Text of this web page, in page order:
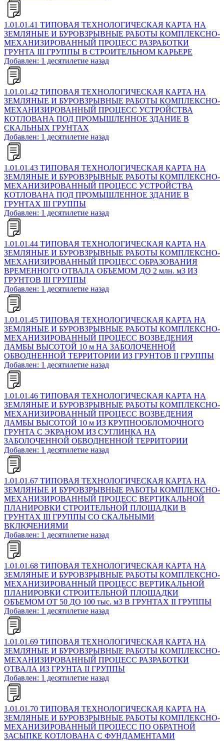
1.01.01.41 ТИПОВАЯ ТЕХНОЛОГИЧЕСКАЯ КАРТА НА
ЗЕМЛЯНЫЕ И БУРОВЗРЫВНЫЕ РАБОТЫ КОМПЛЕКСНО-
МЕХАНИЗИРОВАННЫЙ ПРОЦЕСС РАЗРАБОТКИ
ГРУНТА III ГРУППЫ В СТРОИТЕЛЬНОМ КАРЬЕРЕ
Добавлен: 1 десятилетие назад
1.01.01.42 ТИПОВАЯ ТЕХНОЛОГИЧЕСКАЯ КАРТА НА
ЗЕМЛЯНЫЕ И БУРОВЗРЫВНЫЕ РАБОТЫ КОМПЛЕКСНО-
МЕХАНИЗИРОВАННЫЙ ПРОЦЕСС УСТРОЙСТВА
КОТЛОВАНА ПОД ПРОМЫШЛЕННОЕ ЗДАНИЕ В
СКАЛЬНЫХ ГРУНТАХ
Добавлен: 1 десятилетие назад
1.01.01.43 ТИПОВАЯ ТЕХНОЛОГИЧЕСКАЯ КАРТА НА
ЗЕМЛЯНЫЕ И БУРОВЗРЫВНЫЕ РАБОТЫ КОМПЛЕКСНО-
МЕХАНИЗИРОВАННЫЙ ПРОЦЕСС УСТРОЙСТВА
КОТЛОВАНА ПОД ПРОМЫШЛЕННОЕ ЗДАНИЕ В
ГРУНТАХ III ГРУППЫ
Добавлен: 1 десятилетие назад
1.01.01.44 ТИПОВАЯ ТЕХНОЛОГИЧЕСКАЯ КАРТА НА
ЗЕМЛЯНЫЕ И БУРОВЗРЫВНЫЕ РАБОТЫ КОМПЛЕКСНО-
МЕХАНИЗИРОВАННЫЙ ПРОЦЕСС ОБРАЗОВАНИЯ
ВРЕМЕННОГО ОТВАЛА ОБЪЕМОМ ДО 2 млн. м3 ИЗ
ГРУНТОВ III ГРУППЫ
Добавлен: 1 десятилетие назад
1.01.01.45 ТИПОВАЯ ТЕХНОЛОГИЧЕСКАЯ КАРТА НА
ЗЕМЛЯНЫЕ И БУРОВЗРЫВНЫЕ РАБОТЫ КОМПЛЕКСНО-
МЕХАНИЗИРОВАННЫЙ ПРОЦЕСС ВОЗВЕДЕНИЯ
ДАМБЫ ВЫСОТОЙ 10 м НА ЗАБОЛОЧЕННОЙ
ОБВОДНЕННОЙ ТЕРРИТОРИИ ИЗ ГРУНТОВ II ГРУППЫ
Добавлен: 1 десятилетие назад
1.01.01.46 ТИПОВАЯ ТЕХНОЛОГИЧЕСКАЯ КАРТА НА
ЗЕМЛЯНЫЕ И БУРОВЗРЫВНЫЕ РАБОТЫ КОМПЛЕКСНО-
МЕХАНИЗИРОВАННЫЙ ПРОЦЕСС ВОЗВЕДЕНИЯ
ДАМБЫ ВЫСОТОЙ 10 м ИЗ КРУПНООБЛОМОЧНОГО
ГРУНТА С ЭКРАНОМ ИЗ СУГЛИНКА НА
ЗАБОЛОЧЕННОЙ ОБВОДНЕННОЙ ТЕРРИТОРИИ
Добавлен: 1 десятилетие назад
1.01.01.67 ТИПОВАЯ ТЕХНОЛОГИЧЕСКАЯ КАРТА НА
ЗЕМЛЯНЫЕ И БУРОВЗРЫВНЫЕ РАБОТЫ КОМПЛЕКСНО-
МЕХАНИЗИРОВАННЫЙ ПРОЦЕСС ВЕРТИКАЛЬНОЙ
ПЛАНИРОВКИ СТРОИТЕЛЬНОЙ ПЛОЩАДКИ В
ГРУНТАХ III ГРУППЫ СО СКАЛЬНЫМИ
ВКЛЮЧЕНИЯМИ
Добавлен: 1 десятилетие назад
1.01.01.68 ТИПОВАЯ ТЕХНОЛОГИЧЕСКАЯ КАРТА НА
ЗЕМЛЯНЫЕ И БУРОВЗРЫВНЫЕ РАБОТЫ КОМПЛЕКСНО-
МЕХАНИЗИРОВАННЫЙ ПРОЦЕСС ВЕРТИКАЛЬНОЙ
ПЛАНИРОВКИ СТРОИТЕЛЬНОЙ ПЛОЩАДКИ
ОБЪЕМОМ ОТ 50 ДО 100 тыс. м3 В ГРУНТАХ II ГРУППЫ
Добавлен: 1 десятилетие назад
1.01.01.69 ТИПОВАЯ ТЕХНОЛОГИЧЕСКАЯ КАРТА НА
ЗЕМЛЯНЫЕ И БУРОВЗРЫВНЫЕ РАБОТЫ КОМПЛЕКСНО-
МЕХАНИЗИРОВАННЫЙ ПРОЦЕСС РАЗРАБОТКИ
ОТВАЛА ИЗ ГРУНТА II ГРУППЫ
Добавлен: 1 десятилетие назад
1.01.01.70 ТИПОВАЯ ТЕХНОЛОГИЧЕСКАЯ КАРТА НА
ЗЕМЛЯНЫЕ И БУРОВЗРЫВНЫЕ РАБОТЫ КОМПЛЕКСНО-
МЕХАНИЗИРОВАННЫЙ ПРОЦЕСС ПО ОБРАТНОЙ
ЗАСЫПКЕ КОТЛОВАНА С ФУНДАМЕНТАМИ